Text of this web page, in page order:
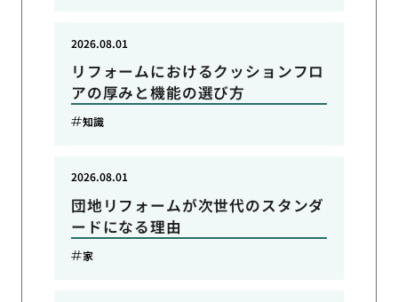
リフォームにおけるクッションフロ
アの厚みと機能の選び方
2026.08.01
知識
団地リフォームが次世代のスタンダ
ードになる理由
2026.08.01
家